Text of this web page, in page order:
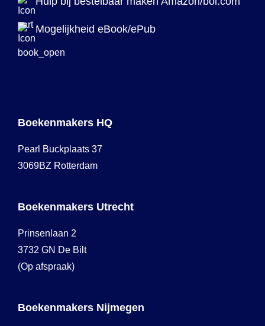
Mogelijkheid eBook/ePub
Boekenmakers HQ
Pearl Buckplaats 37
3069BZ Rotterdam
Boekenmakers Utrecht
Prinsenlaan 2
3732 GN De Bilt
(Op afspraak)
Boekenmakers Nijmegen